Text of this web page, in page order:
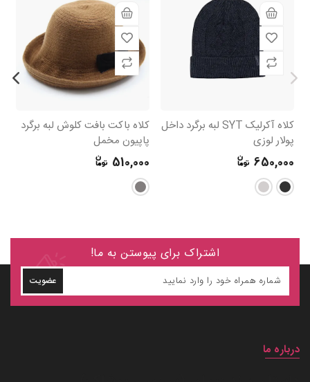
کلاه آکرلیک SYT لبه برگرد داخل
پولار لوزی
650,000
کلاه باکت بافت کلوش لبه برگرد
پاپیون مخمل
510,000
اشتراک برای پیوستن به ما!
عضویت
درباره ما